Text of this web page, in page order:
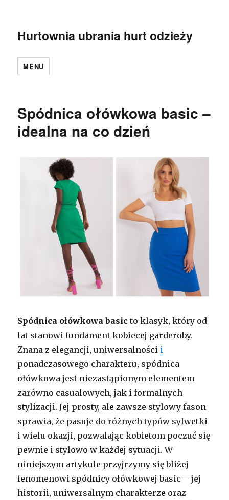
Hurtownia ubrania hurt odzieży
MENU
Spódnica ołówkowa basic –
idealna na co dzień
Spódnica ołówkowa basic to klasyk, który od
lat stanowi fundament kobiecej garderoby.
Znana z elegancji, uniwersalności i
ponadczasowego charakteru, spódnica
ołówkowa jest niezastąpionym elementem
zarówno casualowych, jak i formalnych
stylizacji. Jej prosty, ale zawsze stylowy fason
sprawia, że pasuje do różnych typów sylwetki
i wielu okazji, pozwalając kobietom poczuć się
pewnie i stylowo w każdej sytuacji. W
niniejszym artykule przyjrzymy się bliżej
fenomenowi spódnicy ołówkowej basic – jej
historii, uniwersalnym charakterze oraz